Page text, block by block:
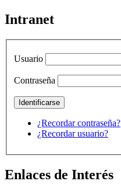
Intranet
Usuario
Contraseña
¿Recordar contraseña?
¿Recordar usuario?
Enlaces de Interés